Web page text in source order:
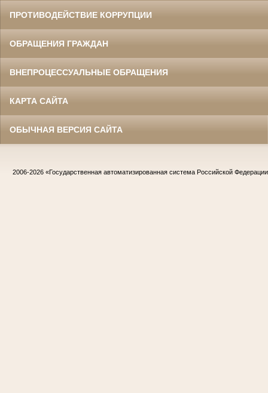
ПРОТИВОДЕЙСТВИЕ КОРРУПЦИИ
ОБРАЩЕНИЯ ГРАЖДАН
ВНЕПРОЦЕССУАЛЬНЫЕ ОБРАЩЕНИЯ
КАРТА САЙТА
ОБЫЧНАЯ ВЕРСИЯ САЙТА
2006-2026 «Государственная автоматизированная система Российской